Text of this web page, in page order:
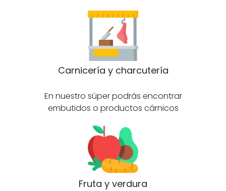
Carnicería y charcutería
En nuestro súper podrás encontrar
embutidos o productos cárnicos
Fruta y verdura